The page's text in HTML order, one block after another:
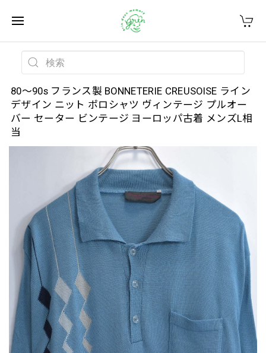
80～90s フランス製 BONNETERIE CREUSOISE ライン
デザイン ニット ポロシャツ ヴィンテージ プルオー
バー セーター ビンテージ ヨーロッパ古着 メンズL相
当